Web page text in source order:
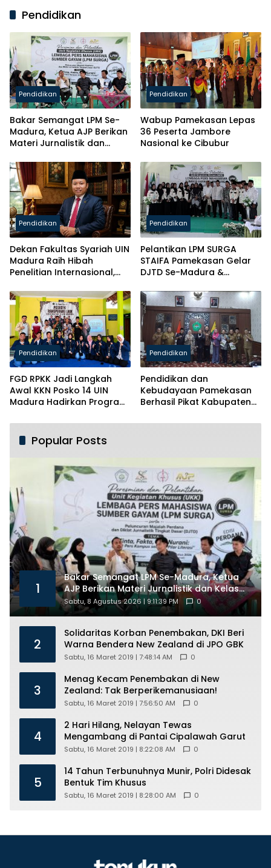
Pendidikan
Pendidikan
Bakar Semangat LPM Se-
Madura, Ketua AJP Berikan
Materi Jurnalistik dan
Pendidikan
Wabup Pamekasan Lepas
36 Peserta Jambore
Nasional ke Cibubur
Pendidikan
Dekan Fakultas Syariah UIN
Madura Raih Hibah
Penelitian Internasional,
Kancah Global
Pendidikan
Pelantikan LPM SURGA
STAIFA Pamekasan Gelar
DJTD Se-Madura &
Pendidikan
FGD RPKK Jadi Langkah
Awal KKN Posko 14 UIN
Madura Hadirkan Program
Pendidikan
Pendidikan dan
Kebudayaan Pamekasan
Berhasil Pikat Kabupaten
Popular Posts
1
Bakar Semangat LPM Se-Madura, Ketua
AJP Berikan Materi Jurnalistik dan Kelas
Mental
Sabtu, 8 Agustus 2026 | 9:11:39 PM 0
2
Solidaritas Korban Penembakan, DKI Beri
Warna Bendera New Zealand di JPO GBK
Sabtu, 16 Maret 2019 | 7:48:14 AM 0
3
Menag Kecam Penembakan di New
Zealand: Tak Berperikemanusiaan!
Sabtu, 16 Maret 2019 | 7:56:50 AM 0
4
2 Hari Hilang, Nelayan Tewas
Mengambang di Pantai Cipalawah Garut
Sabtu, 16 Maret 2019 | 8:22:08 AM 0
5
14 Tahun Terbunuhnya Munir, Polri Didesak
Bentuk Tim Khusus
Sabtu, 16 Maret 2019 | 8:28:00 AM 0